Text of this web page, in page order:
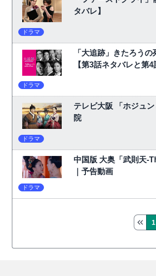
タバレ】
ドラマ
「大追跡」きたろう
【第3話ネタバレと第4
ドラマ
テレビ大阪 「ホジュ
院
ドラマ
中国版 大奥「武則天-
｜予告動画
ドラマ
1